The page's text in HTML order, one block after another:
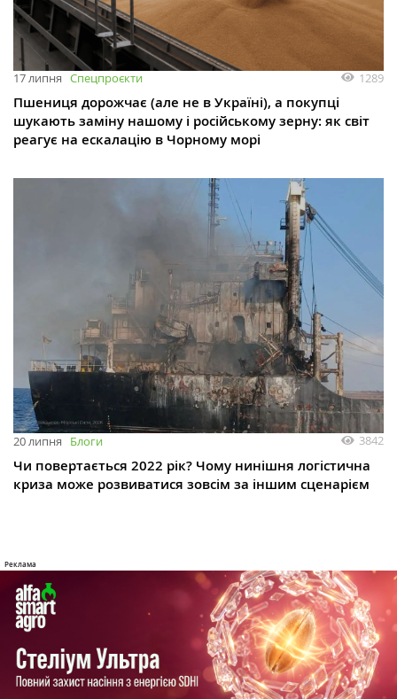
17 липня Спецпроєкти 1289
Пшениця дорожчає (але не в Україні), а покупці
шукають заміну нашому і російському зерну: як світ
реагує на ескалацію в Чорному морі
20 липня Блоги 3842
Чи повертається 2022 рік? Чому нинішня логістична
криза може розвиватися зовсім за іншим сценарієм